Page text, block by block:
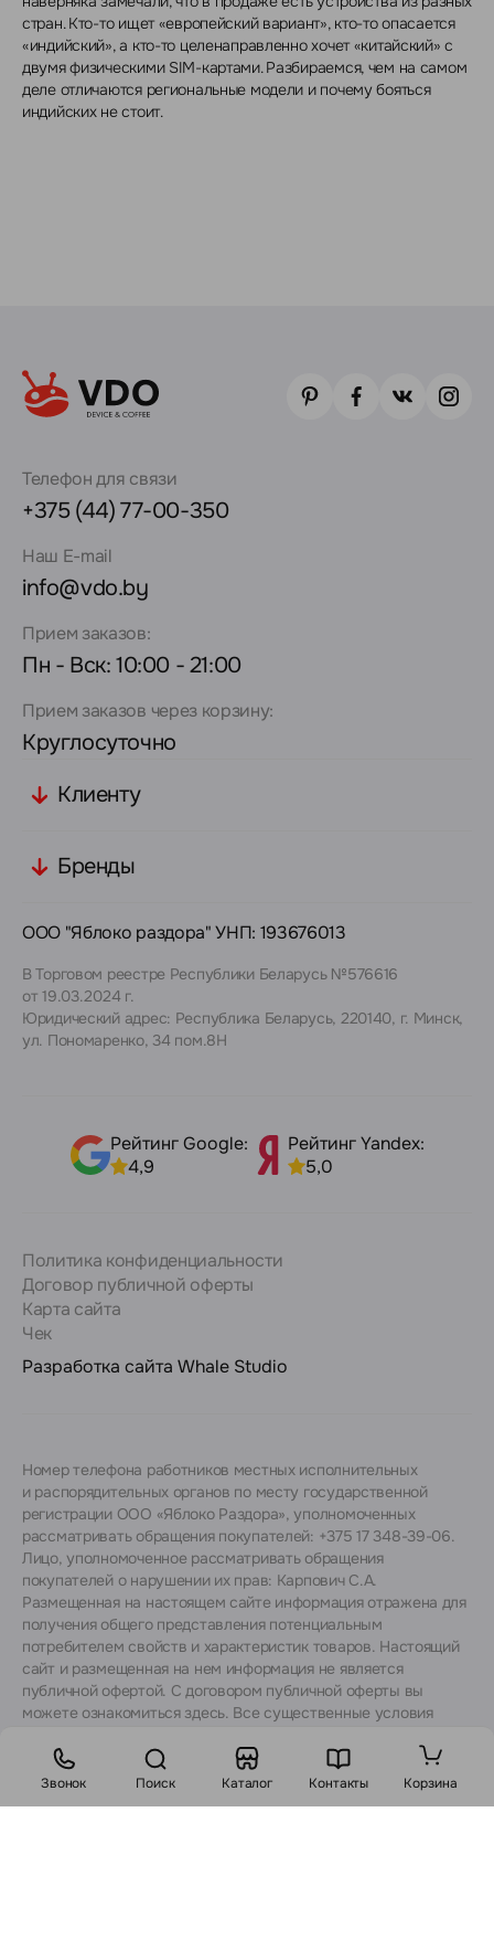
стран. Кто-то ищет «европейский вариант», кто-то опасается
«индийский», а кто-то целенаправленно хочет «китайский» с
двумя физическими SIM-картами. Разбираемся, чем на самом
деле отличаются региональные модели и почему бояться
индийских не стоит.
Телефон для связи
+375 (44) 77-00-350
Наш E-mail
info@vdo.by
Прием заказов:
Пн - Вск: 10:00 - 21:00
Прием заказов через корзину:
Круглосуточно
Клиенту
Бренды
ООО "Яблоко раздора" УНП: 193676013
В Торговом реестре Республики Беларусь №576616
от 19.03.2024 г.
Юридический адрес: Республика Беларусь, 220140, г. Минск,
ул. Пономаренко, 34 пом.8Н
Рейтинг Google:
4,9
Рейтинг Yandex:
5,0
Политика конфиденциальности
Договор публичной оферты
Карта сайта
Чек
Разработка сайта Whale Studio
Номер телефона работников местных исполнительных
и распорядительных органов по месту государственной
регистрации ООО «Яблоко Раздора», уполномоченных
рассматривать обращения покупателей: +375 17 348-39-06.
Лицо, уполномоченное рассматривать обращения
покупателей о нарушении их прав: Карпович С.А.
Размещенная на настоящем сайте информация отражена для
получения общего представления потенциальным
потребителем свойств и характеристик товаров. Настоящий
сайт и размещенная на нем информация не является
публичной офертой. С договором публичной оферты вы
можете ознакомиться здесь. Все существенные условия
с консультантами.
Звонок Поиск Каталог Контакты Корзина